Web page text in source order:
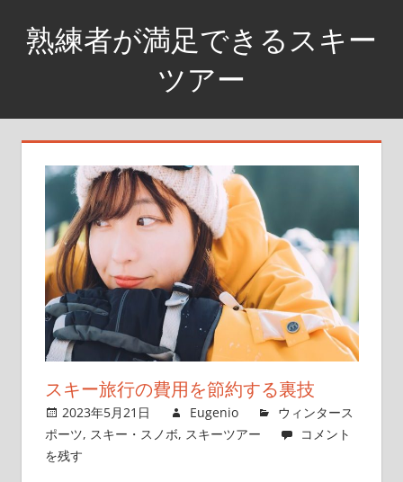
ツ
熟練者が満足できるスキー
ツアー
満
足
スキー旅行の費用を節約する裏技
2023年5月21日 Eugenio
ウィンタース
ポーツ, スキー・スノボ, スキーツアー
コメント
を残す